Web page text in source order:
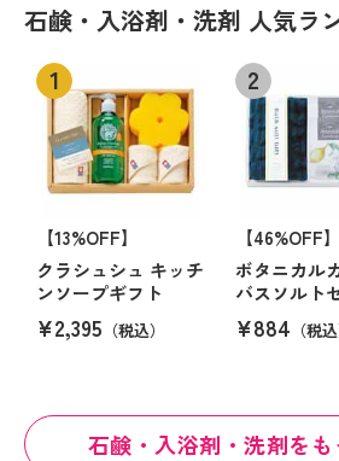
石鹸・入浴剤・洗剤 人気ラ
【13%OFF】
クラシュシュ キッチ
ンソープギフト
¥2,395 （税込）
【46%OFF】
ボタニカル
バスソルト
¥884 （税込
石鹸・入浴剤・洗剤をも